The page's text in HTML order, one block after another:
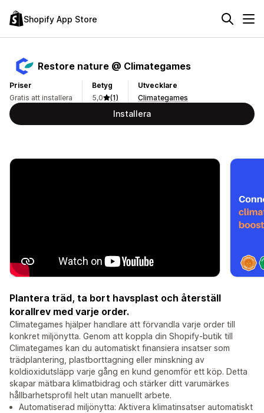
Shopify App Store
Restore nature @ Climategames
Priser
Gratis att installera
Betyg
5,0
(1)
Utvecklare
Climategames
Installera
Plantera träd, ta bort havsplast och återställ
korallrev med varje order.
Climategames hjälper handlare att förvandla varje order till
konkret miljönytta. Genom att koppla din Shopify-butik till
Climategames kan du automatiskt finansiera insatser som
trädplantering, plastborttagning eller minskning av
koldioxidutsläpp varje gång en kund genomför ett köp. Detta
skapar mätbara klimatbidrag och stärker ditt varumärkes
hållbarhetsprofil helt utan manuellt arbete.
Automatiserad miljönytta: Aktivera klimatinsatser automatiskt